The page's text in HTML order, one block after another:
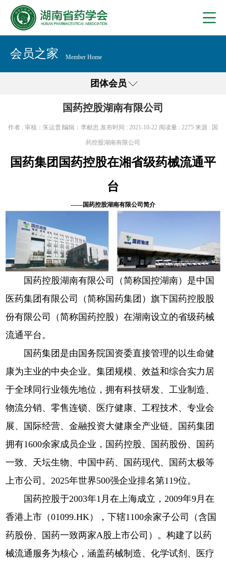
会员之家 Member Home
团体会员
国药控股湖南有限公司
作者 : 审核：朱运贵∣编辑：李献忠 发布时间 : 2021-10-22 阅读量 : 2275 来源 : 国
药控股湖南有限公司
国药集团国药控股在湘省级药械流通平
台
——国药控股湖南有限公司简介
国药控股湖南有限公司（简称国控湖南）是中国
医药集团有限公司（简称国药集团）旗下国药控股股
份有限公司（简称国药控股）在湖南设立的省级药械
流通平台。
国药集团是由国务院国资委直接管理的以生命健
康为主业的中央企业。集团规模、效益和综合实力居
于全球同行业领先地位，拥有科技研发、工业制造、
物流分销、零售连锁、医疗健康、工程技术、专业会
展、国际经营、金融投资大健康全产业链。国药集团
拥有1600余家成员企业，国药控股、国药股份、国药
一致、天坛生物、中国中药、国药现代、国药太极等
上市公司。2025年世界500强企业排名第119位。
国药控股于2003年1月在上海成立，2009年9月在
香港上市（01099.HK），下辖1100余家子公司（含国
药股份、国药一致两家A股上市公司）。构建了以药
械流通服务为核心，涵盖药械制造、化学试剂、医疗